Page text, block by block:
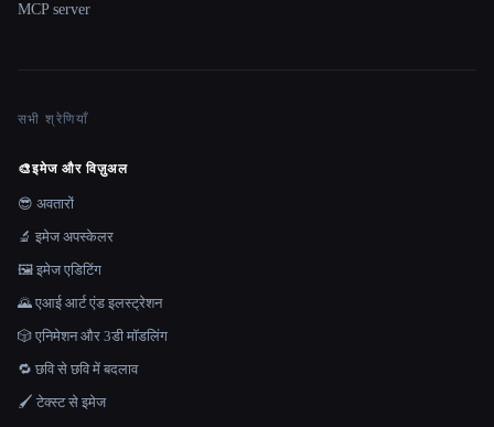
MCP server
सभी श्रेणियाँ
🎨इमेज और विज़ुअल
😎 अवतारों
🔬 इमेज अपस्केलर
🖼️ इमेज एडिटिंग
🌄 एआई आर्ट एंड इलस्ट्रेशन
🎲 एनिमेशन और 3डी मॉडलिंग
🔁 छवि से छवि में बदलाव
🖌️ टेक्स्ट से इमेज